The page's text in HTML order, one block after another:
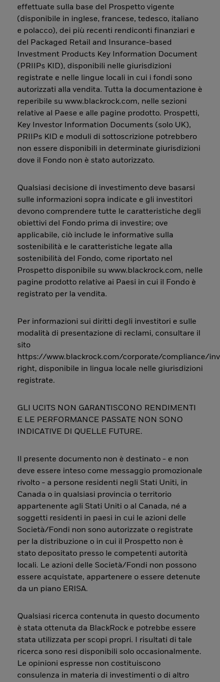
effettuate sulla base del Prospetto vigente
(disponibile in inglese, francese, tedesco, italiano
e polacco), dei più recenti rendiconti finanziari e
del Packaged Retail and Insurance-based
Investment Products Key Information Document
(PRIIPs KID), disponibili nelle giurisdizioni
registrate e nelle lingue locali in cui i fondi sono
autorizzati alla vendita. Tutta la documentazione è
reperibile su www.blackrock.com, nelle sezioni
relative al Paese e alle pagine prodotto. Prospetti,
Key Investor Information Documents (solo UK),
PRIIPs KID e moduli di sottoscrizione potrebbero
non essere disponibili in determinate giurisdizioni
dove il Fondo non è stato autorizzato.
Qualsiasi decisione di investimento deve basarsi
sulle informazioni sopra indicate e gli investitori
devono comprendere tutte le caratteristiche degli
obiettivi del Fondo prima di investire; ove
applicabile, ciò include le informative sulla
sostenibilità e le caratteristiche legate alla
sostenibilità del Fondo, come riportato nel
Prospetto disponibile su www.blackrock.com, nelle
pagine prodotto relative ai Paesi in cui il Fondo è
registrato per la vendita.
Per informazioni sui diritti degli investitori e sulle
modalità di presentazione di reclami, consultare il
sito
https://www.blackrock.com/corporate/compliance/
right, disponibile in lingua locale nelle giurisdizioni
registrate.
GLI UCITS NON GARANTISCONO RENDIMENTI
E LE PERFORMANCE PASSATE NON SONO
INDICATIVE DI QUELLE FUTURE.
Il presente documento non è destinato - e non
deve essere inteso come messaggio promozionale
rivolto - a persone residenti negli Stati Uniti, in
Canada o in qualsiasi provincia o territorio
appartenente agli Stati Uniti o al Canada, né a
soggetti residenti in paesi in cui le azioni delle
Società/Fondi non sono autorizzate o registrate
per la distribuzione o in cui il Prospetto non è
stato depositato presso le competenti autorità
locali. Le azioni delle Società/Fondi non possono
essere acquistate, appartenere o essere detenute
da un piano ERISA.
Qualsiasi ricerca contenuta in questo documento
è stata ottenuta da BlackRock e potrebbe essere
stata utilizzata per scopi propri. I risultati di tale
ricerca sono resi disponibili solo occasionalmente.
Le opinioni espresse non costituiscono
consulenza in materia di investimenti o di altro